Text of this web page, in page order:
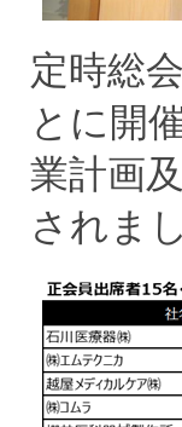
定時総
とに開
業計画
されま